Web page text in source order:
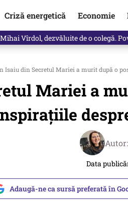
Criză energetică Economie
ce se întâmplă!“ Propunerea
Isaiu din Secretul Mariei a murit după o
Mariei a
Autor:
Data
Adaugă-ne ca sursă preferată în